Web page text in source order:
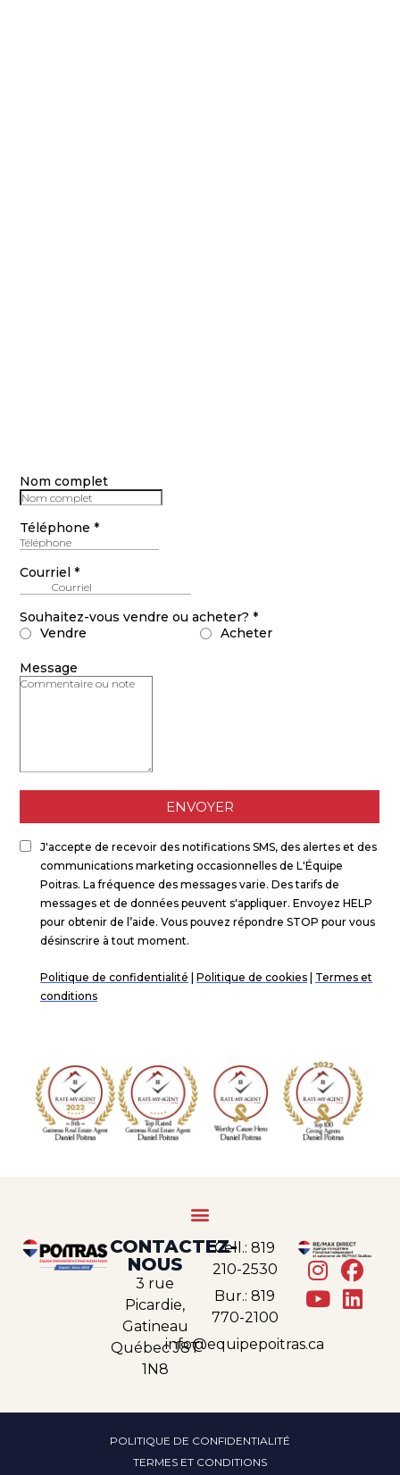
CONTACTEZ-
NOUS
3 rue
Picardie,
Gatineau
Québec J8T
1N8
Cell.: 819
210-2530
Bur.: 819
770-2100
info@equipepoitras.ca
POLITIQUE DE CONFIDENTIALITÉ
TERMES ET CONDITIONS